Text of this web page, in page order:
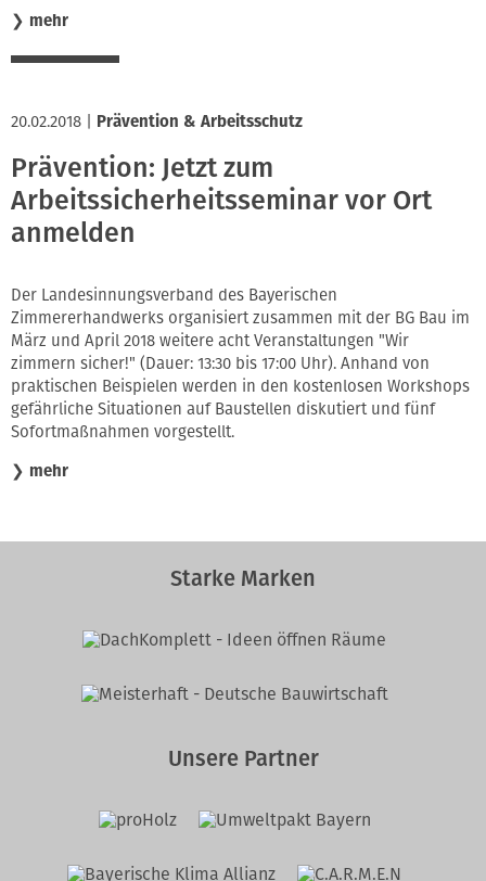
❯ mehr
20.02.2018 Prävention & Arbeitsschutz
Prävention: Jetzt zum
Arbeitssicherheitsseminar vor Ort
anmelden
Der Landesinnungsverband des Bayerischen
Zimmererhandwerks organisiert zusammen mit der BG Bau im
März und April 2018 weitere acht Veranstaltungen "Wir
zimmern sicher!" (Dauer: 13:30 bis 17:00 Uhr). Anhand von
praktischen Beispielen werden in den kostenlosen Workshops
gefährliche Situationen auf Baustellen diskutiert und fünf
Sofortmaßnahmen vorgestellt.
❯ mehr
Starke Marken
Unsere Partner